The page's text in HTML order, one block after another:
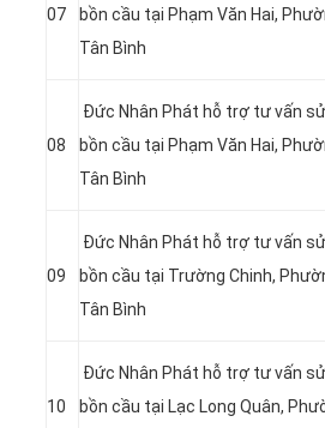
07
bồn cầu tại Phạm Văn Hai,
Tân Bình
08
Đức Nhân Phát hỗ trợ tư vấn
bồn cầu tại Phạm Văn Hai,
Tân Bình
09
Đức Nhân Phát hỗ trợ tư vấn
bồn cầu tại Trường Chinh,
Tân Bình
10
Đức Nhân Phát hỗ trợ tư vấn
bồn cầu tại Lạc Long Quân,